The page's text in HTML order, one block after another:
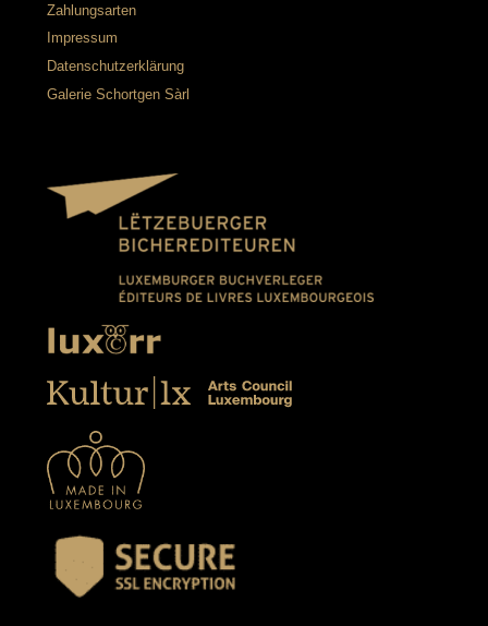
Zahlungsarten
Impressum
Datenschutzerklärung
Galerie Schortgen Sàrl